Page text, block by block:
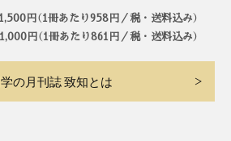
円（1冊あたり958円／税・送料込み）
円（1冊あたり861円／税・送料込み）
の月刊誌 致知とは